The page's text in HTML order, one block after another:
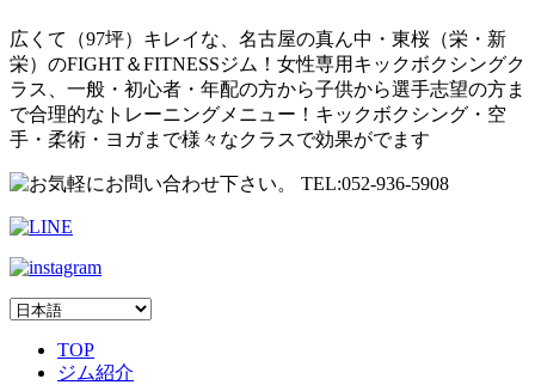
広くて（97坪）キレイな、名古屋の真ん中・東桜（栄・新
栄）のFIGHT＆FITNESSジム！女性専用キックボクシングク
ラス、一般・初心者・年配の方から子供から選手志望の方ま
で合理的なトレーニングメニュー！キックボクシング・空
手・柔術・ヨガまで様々なクラスで効果がでます
TOP
ジム紹介